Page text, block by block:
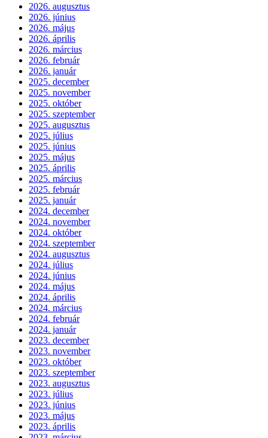
2026. augusztus
2026. június
2026. május
2026. április
2026. március
2026. február
2026. január
2025. december
2025. november
2025. október
2025. szeptember
2025. augusztus
2025. július
2025. június
2025. május
2025. április
2025. március
2025. február
2025. január
2024. december
2024. november
2024. október
2024. szeptember
2024. augusztus
2024. július
2024. június
2024. május
2024. április
2024. március
2024. február
2024. január
2023. december
2023. november
2023. október
2023. szeptember
2023. augusztus
2023. július
2023. június
2023. május
2023. április